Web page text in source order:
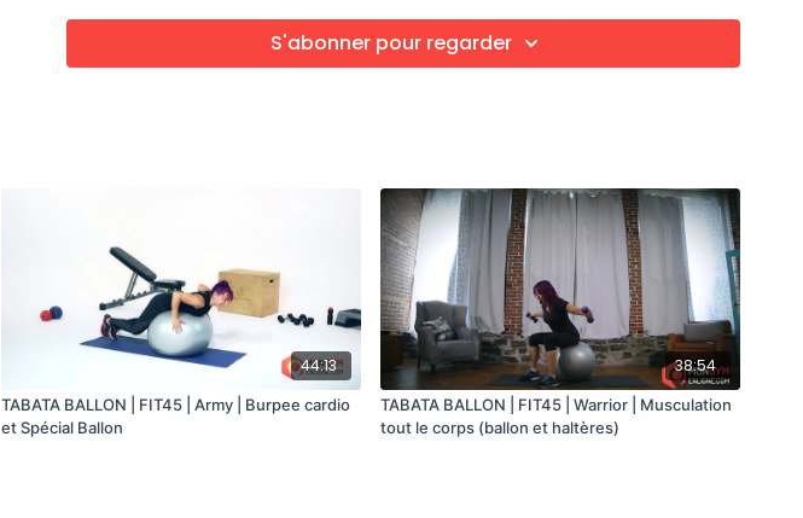
Squat Ballon entre les mains - Fente arrière ballon au dessus-de la tête
S'abonner pour regarder
44:13
TABATA BALLON | FIT45 | Army | Burpee cardio
et Spécial Ballon
38:54
TABATA BALLON | FIT45 | Warrior | Musculation
tout le corps (ballon et haltères)